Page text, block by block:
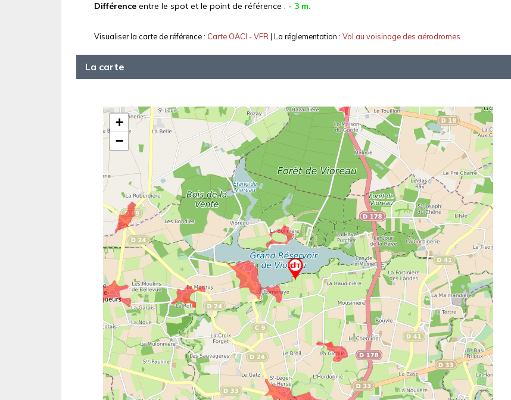
Différence entre le spot et le point de référence : - 3 m.
Visualiser la carte de référence : Carte OACI - VFR| La réglementation : Vol au voisinage des aérodromes
La carte